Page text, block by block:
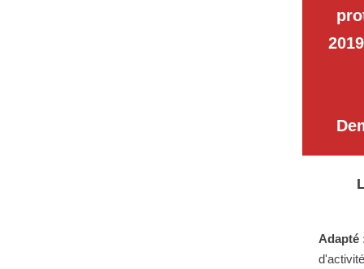
Adapté
d'activité